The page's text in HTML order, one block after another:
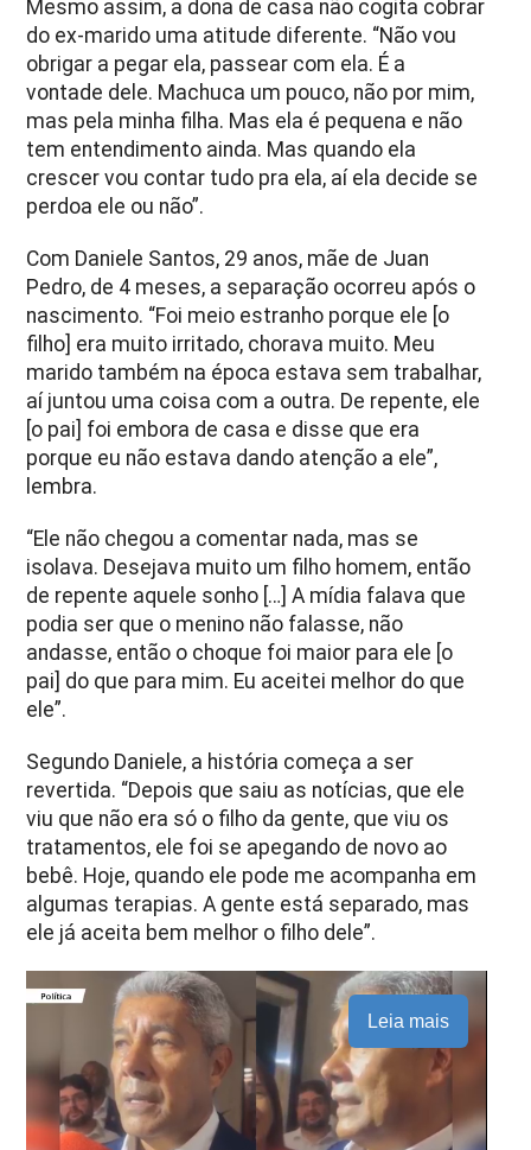
Mesmo assim, a dona de casa não cogita cobrar
do ex-marido uma atitude diferente. “Não vou
obrigar a pegar ela, passear com ela. É a
vontade dele. Machuca um pouco, não por mim,
mas pela minha filha. Mas ela é pequena e não
tem entendimento ainda. Mas quando ela
crescer vou contar tudo pra ela, aí ela decide se
perdoa ele ou não”.
Com Daniele Santos, 29 anos, mãe de Juan
Pedro, de 4 meses, a separação ocorreu após o
nascimento. “Foi meio estranho porque ele [o
filho] era muito irritado, chorava muito. Meu
marido também na época estava sem trabalhar,
aí juntou uma coisa com a outra. De repente, ele
[o pai] foi embora de casa e disse que era
porque eu não estava dando atenção a ele”,
lembra.
“Ele não chegou a comentar nada, mas se
isolava. Desejava muito um filho homem, então
de repente aquele sonho […] A mídia falava que
podia ser que o menino não falasse, não
andasse, então o choque foi maior para ele [o
pai] do que para mim. Eu aceitei melhor do que
ele”.
Segundo Daniele, a história começa a ser
revertida. “Depois que saiu as notícias, que ele
viu que não era só o filho da gente, que viu os
tratamentos, ele foi se apegando de novo ao
bebê. Hoje, quando ele pode me acompanha em
algumas terapias. A gente está separado, mas
ele já aceita bem melhor o filho dele”.
Leia mais